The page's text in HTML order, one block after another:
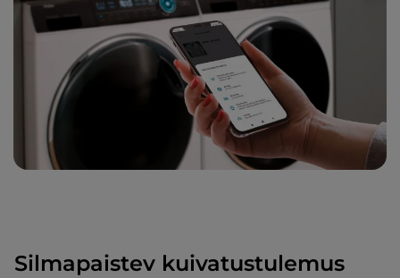
Silmapaistev kuivatustulemus